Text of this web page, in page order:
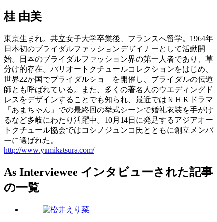
桂 由美
東京生まれ。共立女子大学卒業後、フランスへ留学。1964年
日本初のブライダルファッションデザイナーとして活動開
始。日本のブライダルファッション界の第一人者であり、草
分け的存在。パリオートクチュールコレクションをはじめ、
世界22か国でブライダルショーを開催し、ブライダルの伝道
師とも呼ばれている。また、多くの著名人のウエディングド
レスをデザインすることでも知られ、最近ではＮＨＫドラマ
「あまちゃん」での最終回の挙式シーンで婚礼衣装を手がけ
るなど多岐にわたり活躍中。10月14日に発足するアジアオー
トクチュール協会ではコシノジュンコ氏とともに創立メンバ
ーに選ばれた。
http://www.yumikatsura.com/
As Interviewee インタビューされた記事
の一覧